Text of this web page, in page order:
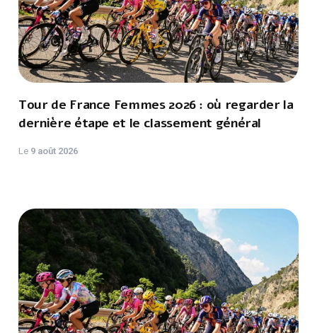
Tour de France Femmes 2026 : où regarder la
dernière étape et le classement général
Le 9 août 2026